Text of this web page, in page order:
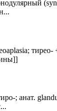
; анат.